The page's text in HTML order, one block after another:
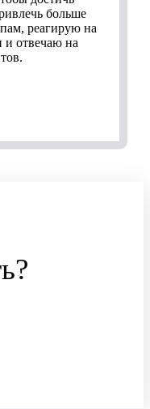
больше
реагирую на
и отвечаю на